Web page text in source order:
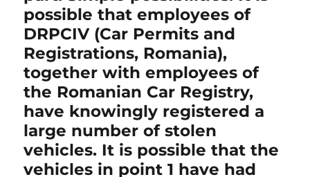
possible that employees of
DRPCIV (Car Permits and
Registrations, Romania),
together with employees of
the Romanian Car Registry,
have knowingly registered a
large number of stolen
vehicles. It is possible that the
vehicles in point 1 have had